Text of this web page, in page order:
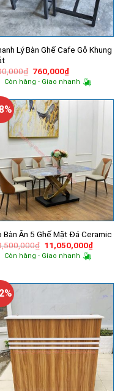
Lý Bàn Ghế Cafe Gỗ Khung
₫ Giá
gốc
là:
760,000₫Giá
hiện
tại
760,000₫.
Còn hàng - Giao nhanh
Bàn Ăn 5 Ghế Mặt Đá Ceramic
₫ Giá
gốc
là:
11,050,000₫Giá
hiện
Còn hàng - Giao nhanh